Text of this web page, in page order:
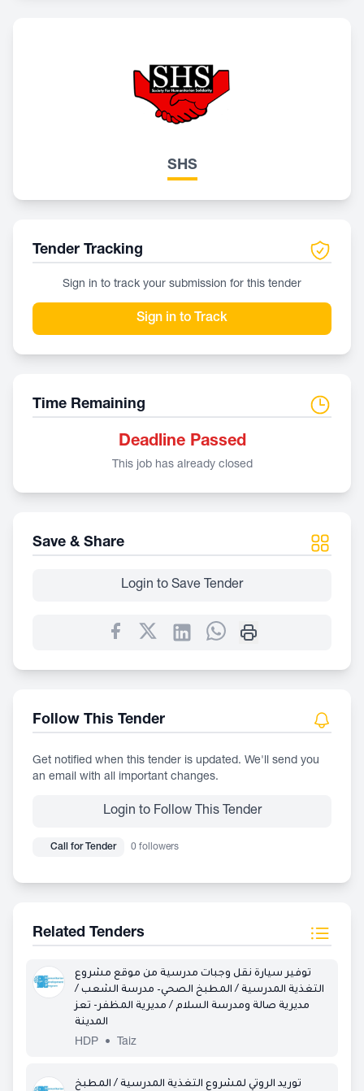
SHS
Tender Tracking
Sign in to track your submission for this tender
Sign in to Track
Time Remaining
Deadline Passed
This job has already closed
Save & Share
Login to Save Tender
Follow This Tender
Get notified when this tender is updated. We'll send you
an email with all important changes.
Login to Follow This Tender
Call for Tender 0 followers
Related Tenders
توفير سيارة نقل وجبات مدرسية من موقع مشروع
التغذية المدرسية / المطبخ الصحي– مدرسة الشعب /
مديرية صالة ومدرسة السلام / مديرية المظفر- تعز
المدينة
HDP
• Taiz
توريد الروتي لمشروع التغذية المدرسية / المطبخ